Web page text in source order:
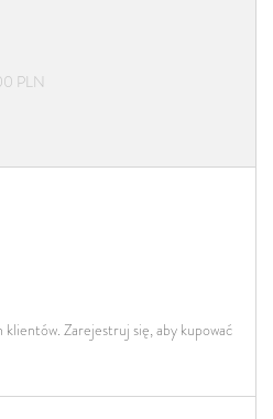
PLN
Zarejestruj się, aby kupować